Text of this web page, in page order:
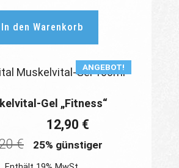
In den Warenkorb
ANGEBOT!
Gel „Fitness“
€
12,90 €
25% günstiger